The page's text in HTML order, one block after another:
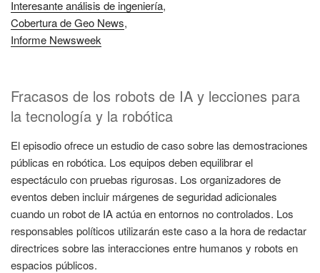
Interesante análisis de ingeniería,
Cobertura de Geo News,
Informe Newsweek
Fracasos de los robots de IA y lecciones para
la tecnología y la robótica
El episodio ofrece un estudio de caso sobre las demostraciones
públicas en robótica. Los equipos deben equilibrar el
espectáculo con pruebas rigurosas. Los organizadores de
eventos deben incluir márgenes de seguridad adicionales
cuando un robot de IA actúa en entornos no controlados. Los
responsables políticos utilizarán este caso a la hora de redactar
directrices sobre las interacciones entre humanos y robots en
espacios públicos.